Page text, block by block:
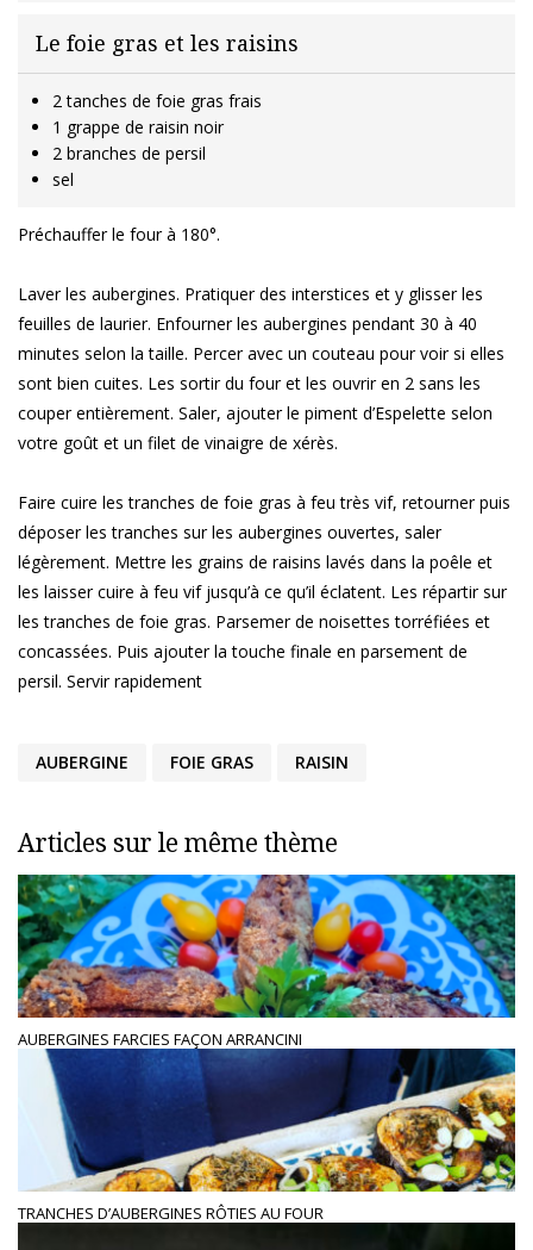
Le foie gras et les raisins
2 tanches de foie gras frais
1 grappe de raisin noir
2 branches de persil
sel
Préchauffer le four à 180°.
Laver les aubergines. Pratiquer des interstices et y glisser les
feuilles de laurier. Enfourner les aubergines pendant 30 à 40
minutes selon la taille. Percer avec un couteau pour voir si elles
sont bien cuites. Les sortir du four et les ouvrir en 2 sans les
couper entièrement. Saler, ajouter le piment d’Espelette selon
votre goût et un filet de vinaigre de xérès.
Faire cuire les tranches de foie gras à feu très vif, retourner puis
déposer les tranches sur les aubergines ouvertes, saler
légèrement. Mettre les grains de raisins lavés dans la poêle et
les laisser cuire à feu vif jusqu’à ce qu’il éclatent. Les répartir sur
les tranches de foie gras. Parsemer de noisettes torréfiées et
concassées. Puis ajouter la touche finale en parsement de
persil. Servir rapidement
AUBERGINE FOIE GRAS RAISIN
Articles sur le même thème
AUBERGINES FARCIES FAÇON ARRANCINI
TRANCHES D’AUBERGINES RÔTIES AU FOUR